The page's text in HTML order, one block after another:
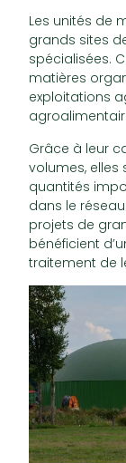
Les unités de
grands sites
spécialisées.
matières
exploitations
Grâce à leur
volumes,
quantités
dans le
projets de
bénéficient
traitement de